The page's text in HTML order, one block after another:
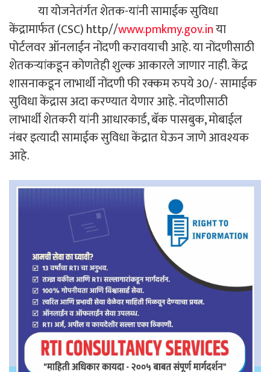
या योजनेतंर्गत शेतक-यांनी सामाईक सुविधा
केंद्रामार्फत (CSC) http//www.pmkmy.gov.inया
पोर्टलवर ऑनलाईन नोंदणी करावयाची आहे. या नोंदणीसाठी
शेतकऱ्यांकडून कोणतेही शुल्क आकारले जाणार नाही. केंद्र
शासनाकडून लाभार्थी नोंदणी फी रक्कम रुपये 30/- सामाईक
सुविधा केंद्रास अदा करण्यात येणार आहे. नोंदणीसाठी
लाभार्थी शेतकरी यांनी आधारकार्ड, बॅक पासबुक, मोबाईल
नंबर इत्यादी सामाईक सुविधा केंद्रात घेऊन जाणे आवश्यक
आहे.